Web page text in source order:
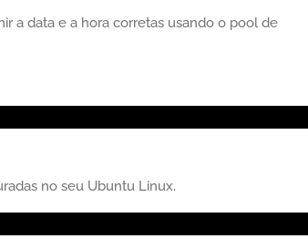
a data e a hora corretas usando o pool de
no seu Ubuntu Linux.